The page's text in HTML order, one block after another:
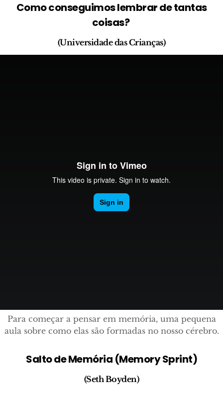
Como conseguimos lembrar de tantas
coisas?
(Universidade das Crianças)
Para começar a pensar em memória, uma pequena
aula sobre como elas são formadas no nosso cérebro.
Salto de Memória (Memory Sprint)
(Seth Boyden)